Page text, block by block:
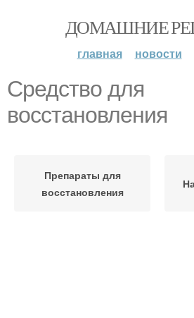
ДОМАШНИЕ
главная новости
Средство для
восстановления
Препараты для
восстановления